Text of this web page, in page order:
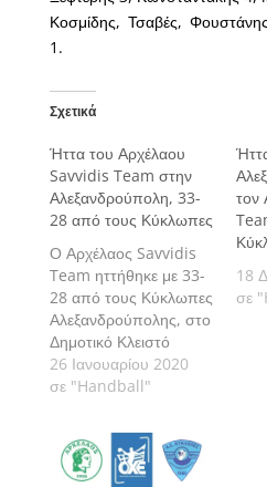
Κοσμίδης, Τσαβές,
1.
Σχετικά
Ήττα του Αρχέλαου
Savvidis Team στην
Αλεξανδρούπολη, 33-
28 από τους Κύκλωπες
Ο Αρχέλαος Savvidis
Team ηττήθηκε με 33-
28 από τους Κύκλωπες
Αλεξανδρούπολης, στο
Δημοτικό Κλειστό
Γυμναστήριο
Αλεξανδρούπολης, σε
αγωνιστική του 2ου
ομίλου της Α2 Εθνικής
Κατηγορίας Ανδρών.
26 Ιανουαρίου 2020
σε "Handball"
τον
18
σε